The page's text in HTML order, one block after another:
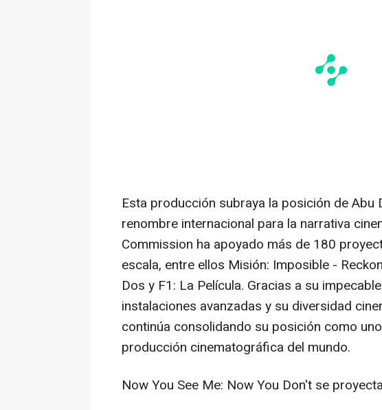
Esta producción subraya la posición deAbu
renombre internacional para la narrativa
Commission ha apoyado más de 180
escala, entre ellos Misión: Imposible -
Dos y F1: La Película. Gracias a su
instalaciones avanzadas y su diversidad
continúa consolidando su posición como
producción cinematográfica del mundo.
Now You See Me: Now You Don't se